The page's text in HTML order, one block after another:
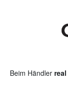
Beim Händler real